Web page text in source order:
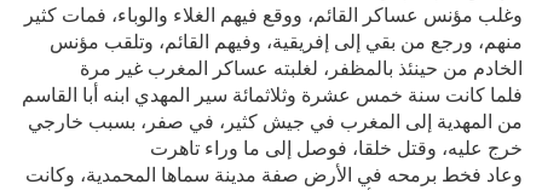
وغلب مؤنس عساكر القائم، ووقع فيهم الغلاء والوباء، فمات كثير
منهم، ورجع من بقي إلى إفريقية، وفيهم القائم، وتلقب مؤنس
الخادم من حينئذ بالمظفر، لغلبته عساكر المغرب غير مرة
فلما كانت سنة خمس عشرة وثلاثمائة سير المهدي ابنه أبا القاسم
من المهدية إلى المغرب في جيش كثير، في صفر، بسبب خارجي
خرج عليه، وقتل خلقا، فوصل إلى ما وراء تاهرت
وعاد فخط برمحه في الأرض صفة مدينة سماها المحمدية، وكانت